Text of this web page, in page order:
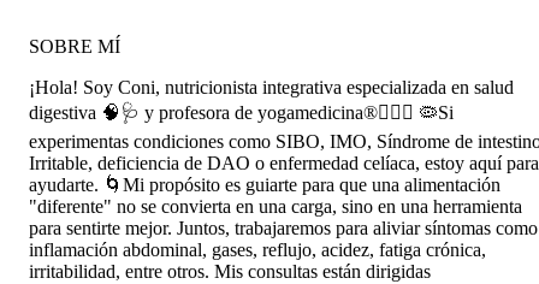
calidad de vida a un NIVEL DIOS!, es la mejor.
SOBRE MÍ
¡Hola! Soy Coni, nutricionista integrativa especializada en salud
digestiva 🧠🩺 y profesora de yogamedicina®🧘‍♀️✨ 🦠Si
experimentas condiciones como SIBO, IMO, Síndrome de
Irritable, deficiencia de DAO o enfermedad celíaca, estoy aquí para
ayudarte. 🌀Mi propósito es guiarte para que una alimentación
"diferente" no se convierta en una carga, sino en una herramienta
para sentirte mejor. Juntos, trabajaremos para aliviar síntomas
inflamación abdominal, gases, reflujo, acidez, fatiga crónica,
irritabilidad, entre otros. Mis consultas están dirigidas